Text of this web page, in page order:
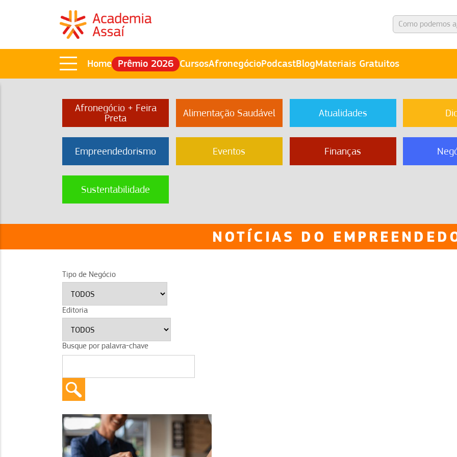
Home Prêmio 2026 CursosAfronegócioPodcastBlogMateriais Gratuitos
Afronegócio + Feira
Preta
Alimentação Saudável Atualidades
Empreendedorismo Eventos Finanças
Sustentabilidade
NOTÍCIAS DO
Tipo de Negócio
Editoria
Busque por palavra-chave